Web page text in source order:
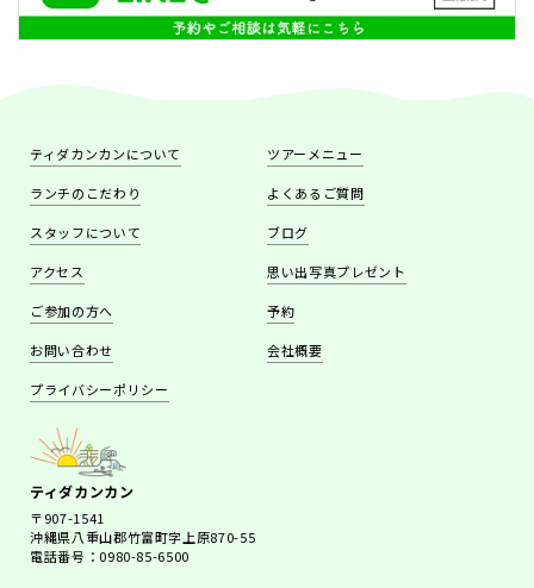
ティダカンカンについて ツアーメニュー
ランチのこだわり よくあるご質問
スタッフについて ブログ
アクセス 思い出写真プレゼント
ご参加の方へ 予約
お問い合わせ 会社概要
プライバシーポリシー
ティダカンカン
〒907-1541
沖縄県八重山郡竹富町字上原870-55
電話番号：0980-85-6500